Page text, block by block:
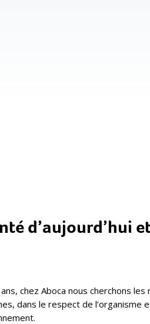
d’aujourd’hui
chez Aboca nous cherchons
dans le respect de l’organisme